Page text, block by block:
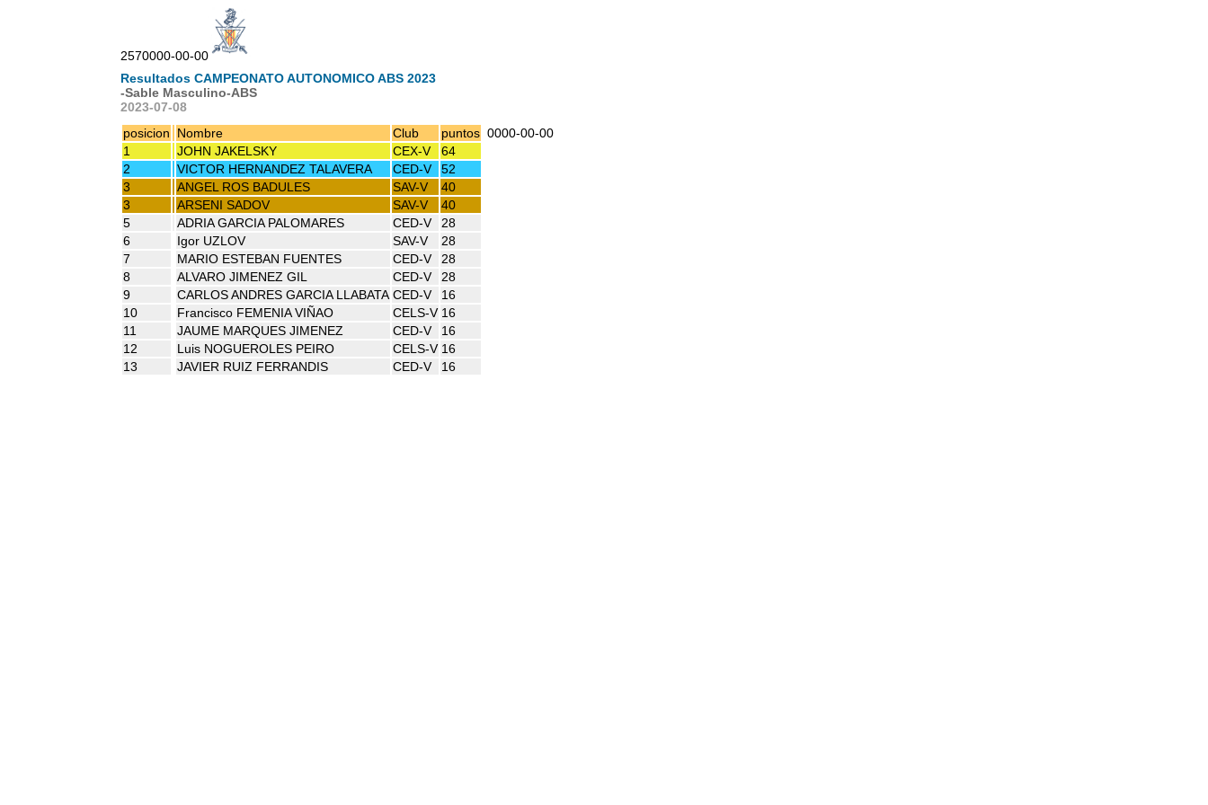
2570000-00-00
Resultados CAMPEONATO AUTONOMICO ABS 2023
-Sable Masculino-ABS
2023-07-08
posicion
Nombre Club puntos 0000-00-00
1
JOHN JAKELSKY CEX-V
64
2
VICTOR HERNANDEZ TALAVERA CED-V
52
3
ANGEL ROS BADULES SAV-V
40
3
ARSENI SADOV SAV-V
40
5
ADRIA GARCIA PALOMARES CED-V
28
6
Igor UZLOV SAV-V
28
7
MARIO ESTEBAN FUENTES CED-V
28
8
ALVARO JIMENEZ GIL CED-V
28
9
CARLOS ANDRES GARCIA LLABATA CED-V
16
10
Francisco FEMENIA VIÑAO CELS-V 16
11
JAUME MARQUES JIMENEZ CED-V
16
12
Luis NOGUEROLES PEIRO CELS-V 16
13
JAVIER RUIZ FERRANDIS CED-V 16